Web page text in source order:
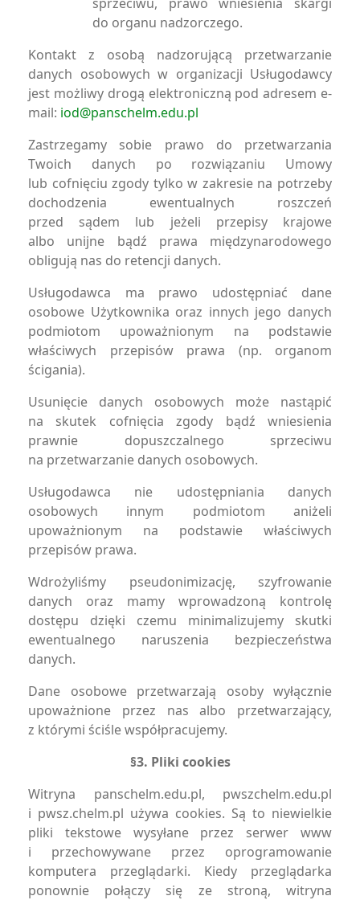
do organu nadzorczego.
Kontakt z osobą nadzorującą przetwarzanie
danych osobowych w organizacji Usługodawcy
jest możliwy drogą elektroniczną pod adresem e-
mail: iod@panschelm.edu.pl
Zastrzegamy sobie prawo do przetwarzania
Twoich danych po rozwiązaniu Umowy
lub cofnięciu zgody tylko w zakresie na potrzeby
dochodzenia ewentualnych roszczeń
przed sądem lub jeżeli przepisy krajowe
albo unijne bądź prawa międzynarodowego
obligują nas do retencji danych.
Usługodawca ma prawo udostępniać dane
osobowe Użytkownika oraz innych jego danych
podmiotom upoważnionym na podstawie
właściwych przepisów prawa (np. organom
ścigania).
Usunięcie danych osobowych może nastąpić
na skutek cofnięcia zgody bądź wniesienia
prawnie dopuszczalnego sprzeciwu
na przetwarzanie danych osobowych.
Usługodawca nie udostępniania danych
osobowych innym podmiotom aniżeli
upoważnionym na podstawie właściwych
przepisów prawa.
Wdrożyliśmy pseudonimizację, szyfrowanie
danych oraz mamy wprowadzoną kontrolę
dostępu dzięki czemu minimalizujemy skutki
ewentualnego naruszenia bezpieczeństwa
danych.
Dane osobowe przetwarzają osoby wyłącznie
upoważnione przez nas albo przetwarzający,
z którymi ściśle współpracujemy.
§3. Pliki cookies
Witryna panschelm.edu.pl, pwszchelm.edu.pl
i pwsz.chelm.pl używa cookies. Są to niewielkie
pliki tekstowe wysyłane przez serwer www
i przechowywane przez oprogramowanie
komputera przeglądarki. Kiedy przeglądarka
ponownie połączy się ze stroną, witryna